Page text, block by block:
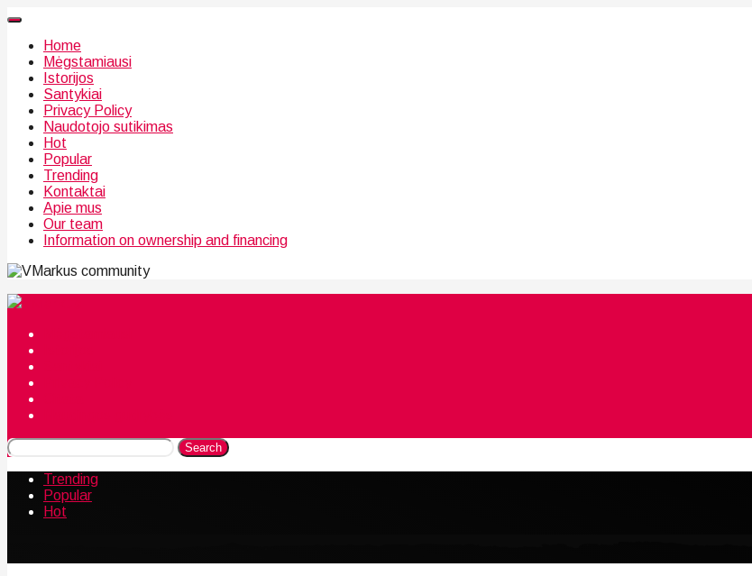
Home
Mėgstamiausi
Istorijos
Santykiai
Privacy Policy
Naudotojo sutikimas
Hot
Popular
Trending
Kontaktai
Apie mus
Our team
Information on ownership and financing
community
Search
Trending
Popular
Hot